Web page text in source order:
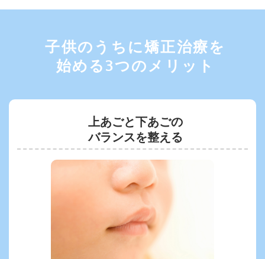
子供のうちに矯正治療を
始める3つのメリット
上あごと下あごの
バランスを整える